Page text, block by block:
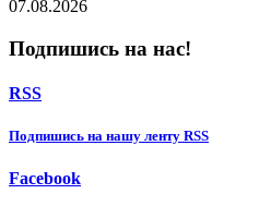
07.08.2026
Подпишись на нас!
RSS
Подпишиcь на нашу ленту RSS
Facebook